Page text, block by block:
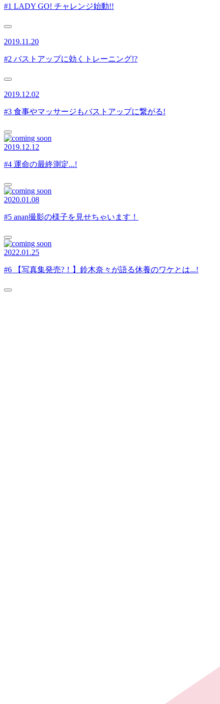
#1 LADY GO! チャレンジ始動!!
2019.11.20
#2 バストアップに効くトレーニング!?
2019.12.02
#3 食事やマッサージもバストアップに繋がる!
2019.12.12
#4 運命の最終測定...!
2020.01.08
#5 anan撮影の様子を見せちゃいます！
2022.01.25
#6 【写真集発売?！】鈴木奈々が語る休養のワケとは...!